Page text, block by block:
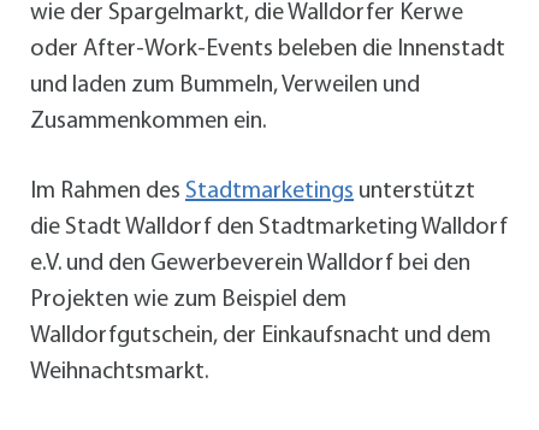
wie der Spargelmarkt, die Walldorfer Kerwe
oder After-Work-Events beleben die Innenstadt
und laden zum Bummeln, Verweilen und
Zusammenkommen ein.
Im Rahmen des Stadtmarketings unterstützt
die Stadt Walldorf den Stadtmarketing Walldorf
e.V. und den Gewerbeverein Walldorf bei den
Projekten wie zum Beispiel dem
Walldorfgutschein, der Einkaufsnacht und dem
Weihnachtsmarkt.